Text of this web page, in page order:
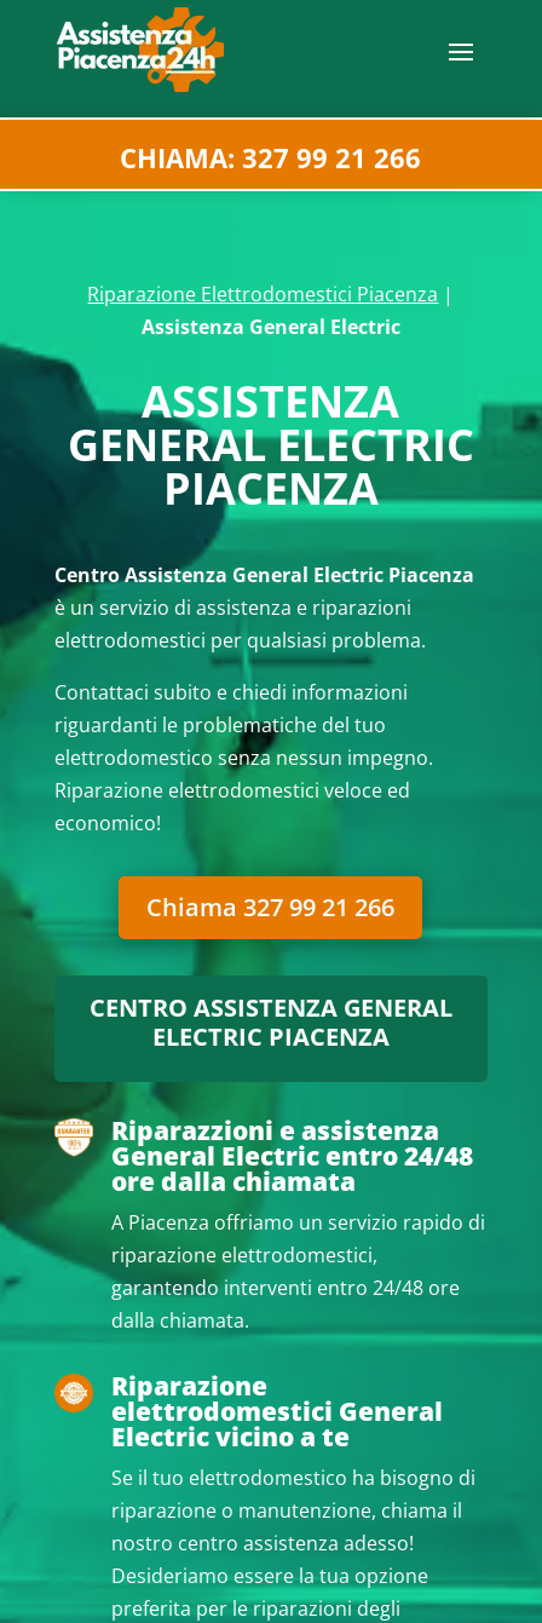
CHIAMA: 327 99 21 266
Riparazione Elettrodomestici Piacenza |
Assistenza General Electric
ASSISTENZA
GENERAL ELECTRIC
PIACENZA
Centro Assistenza General Electric Piacenza
è un servizio di assistenza e riparazioni
elettrodomestici per qualsiasi problema.
Contattaci subito e chiedi informazioni
riguardanti le problematiche del tuo
elettrodomestico senza nessun impegno.
Riparazione elettrodomestici veloce ed
economico!
Chiama 327 99 21 266
CENTRO ASSISTENZA GENERAL
ELECTRIC PIACENZA
Riparazzioni e assistenza
General Electric entro 24/48
ore dalla chiamata
A Piacenza offriamo un servizio rapido di
riparazione elettrodomestici,
garantendo interventi entro 24/48 ore
dalla chiamata.
Riparazione
elettrodomestici General
Electric vicino a te
Se il tuo elettrodomestico ha bisogno di
riparazione o manutenzione, chiama il
nostro centro assistenza adesso!
Desideriamo essere la tua opzione
preferita per le riparazioni degli